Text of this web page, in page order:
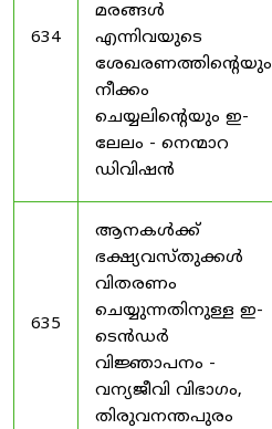
634
മരങ്ങൾ
എന്നിവയുടെ
ശേഖരണത്തിൻ്റെയും
നീക്കം
ചെയ്യലിൻ്റെയും ഇ-
ലേലം - നെന്മാറ
ഡിവിഷൻ
635
ആനകൾക്ക്
ഭക്ഷ്യവസ്തുക്കൾ
വിതരണം
ചെയ്യുന്നതിനുള്ള ഇ-
ടെൻഡർ
വിജ്ഞാപനം -
വന്യജീവി വിഭാഗം,
തിരുവനന്തപുരം